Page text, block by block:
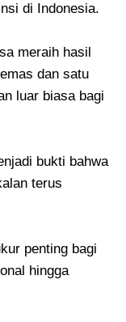
di Indonesia.
meraih hasil
dan satu
luar biasa bagi
bukti bahwa
terus
penting bagi
hingga